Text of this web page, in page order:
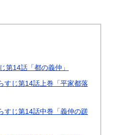
第14話「都の義仲」
すじ第14話上巻「平家都落
すじ第14話中巻「義仲の蹉